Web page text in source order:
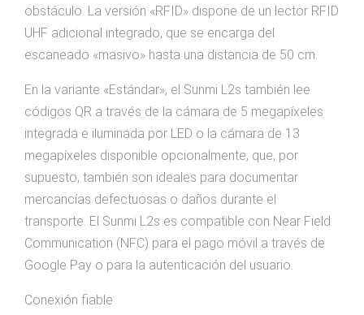
obstáculo. La versión «RFID» dispone de un lector RFID
UHF adicional integrado, que se encarga del
escaneado «masivo» hasta una distancia de 50 cm.
En la variante «Estándar», el Sunmi L2s también lee
códigos QR a través de la cámara de 5 megapíxeles
integrada e iluminada por LED o la cámara de 13
megapíxeles disponible opcionalmente, que, por
supuesto, también son ideales para documentar
mercancías defectuosas o daños durante el
transporte. El Sunmi L2s es compatible con Near Field
Communication (NFC) para el pago móvil a través de
Google Pay o para la autenticación del usuario.
Conexión fiable